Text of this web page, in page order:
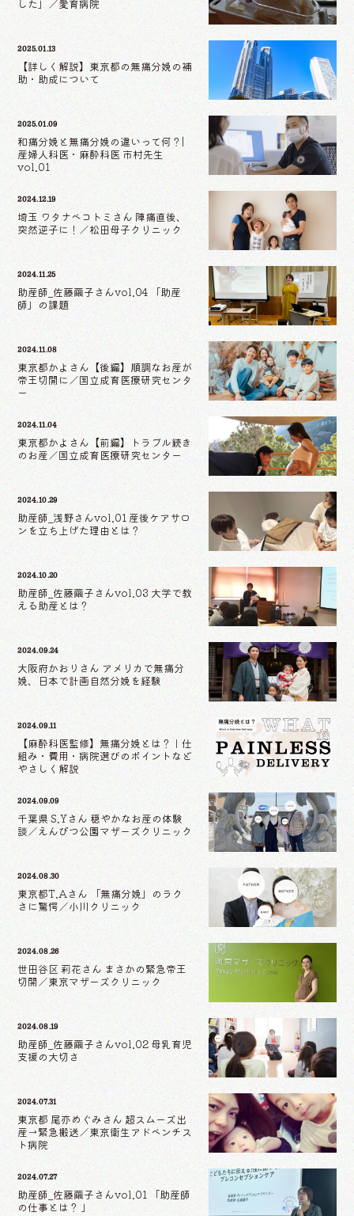
した」／愛育病院
2025.01.13
【詳しく解説】東京都の無痛分娩の補
助・助成について
2025.01.09
和痛分娩と無痛分娩の違いって何？|
産婦人科医・麻酔科医 市村先生
vol.01
2024.12.19
埼玉 ワタナベコトミさん 陣痛直後、
突然逆子に！／松田母子クリニック
2024.11.25
助産師_佐藤繭子さんvol.04 「助産
師」の課題
2024.11.08
東京都かよさん【後編】順調なお産が
帝王切開に／国立成育医療研究センタ
ー
2024.11.04
東京都かよさん【前編】トラブル続き
のお産／国立成育医療研究センター
2024.10.29
助産師_浅野さんvol.01 産後ケアサロ
ンを立ち上げた理由とは？
2024.10.20
助産師_佐藤繭子さんvol.03 大学で教
える助産とは？
2024.09.24
大阪府かおりさん アメリカで無痛分
娩、日本で計画自然分娩を経験
2024.09.11
【麻酔科医監修】無痛分娩とは？｜仕
組み・費用・病院選びのポイントなど
やさしく解説
2024.09.09
千葉県 S.Yさん 穏やかなお産の体験
談／えんぴつ公園マザーズクリニック
2024.08.30
東京都T.Aさん 「無痛分娩」のラク
さに驚愕／小川クリニック
2024.08.26
世田谷区 莉花さん まさかの緊急帝王
切開／東京マザーズクリニック
2024.08.19
助産師_佐藤繭子さんvol.02 母乳育児
支援の大切さ
2024.07.31
東京都 尾亦めぐみさん 超スムーズ出
産→緊急搬送／東京衛生アドベンチス
ト病院
2024.07.27
助産師_佐藤繭子さんvol.01 「助産師
の仕事とは？ 」